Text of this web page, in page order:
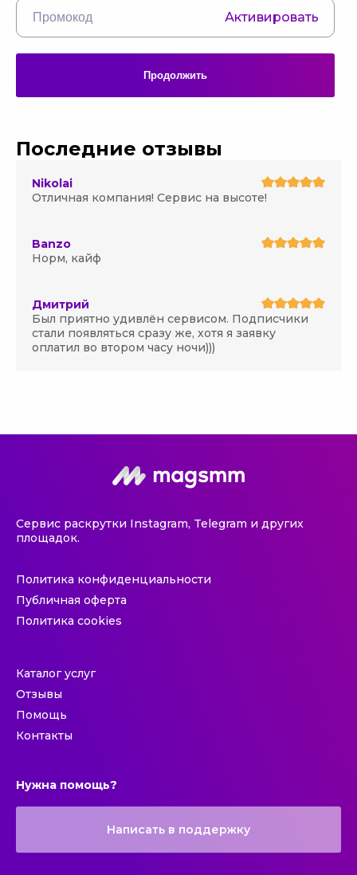
Активировать
Продолжить
Последние отзывы
Nikolai
Отличная компания! Сервис на высоте!
Banzo
Норм, кайф
Дмитрий
Был приятно удивлён сервисом. Подписчики
стали появляться сразу же, хотя я заявку
оплатил во втором часу ночи)))
Сервис раскрутки Instagram, Telegram и других
площадок.
Политика конфиденциальности
Публичная оферта
Политика cookies
Каталог услуг
Отзывы
Помощь
Контакты
Нужна помощь?
Написать в поддержку